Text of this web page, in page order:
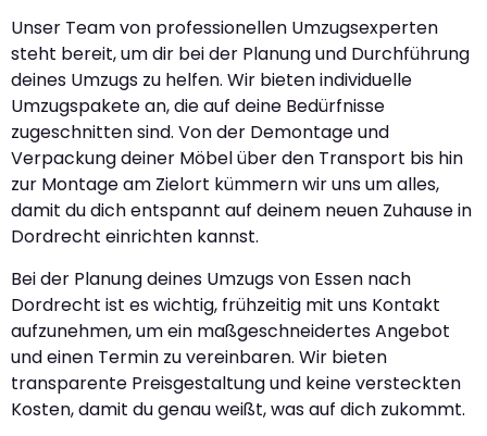
Unser Team von professionellen Umzugsexperten
steht bereit, um dir bei der Planung und Durchführung
deines Umzugs zu helfen. Wir bieten individuelle
Umzugspakete an, die auf deine Bedürfnisse
zugeschnitten sind. Von der Demontage und
Verpackung deiner Möbel über den Transport bis hin
zur Montage am Zielort kümmern wir uns um alles,
damit du dich entspannt auf deinem neuen Zuhause in
Dordrecht einrichten kannst.
Bei der Planung deines Umzugs von Essen nach
Dordrecht ist es wichtig, frühzeitig mit uns Kontakt
aufzunehmen, um ein maßgeschneidertes Angebot
und einen Termin zu vereinbaren. Wir bieten
transparente Preisgestaltung und keine versteckten
Kosten, damit du genau weißt, was auf dich zukommt.